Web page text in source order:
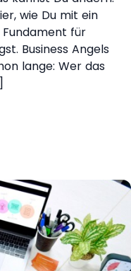
wie Du mit ein
für
Business Angels
lange: Wer das